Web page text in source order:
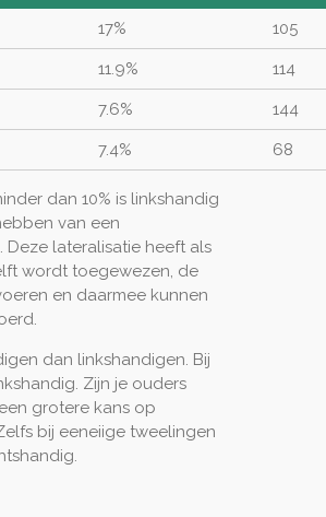
17% 105
11.9% 114
7.6% 144
7.4% 68
dan 10% is linkshandig
van een
lateralisatie heeft als
wordt toegewezen, de
en daarmee kunnen
dan linkshandigen. Bij
Zijn je ouders
grotere kans op
bij eeneiige tweelingen